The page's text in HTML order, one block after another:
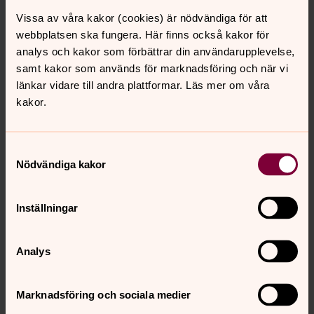
Vissa av våra kakor (cookies) är nödvändiga för att
webbplatsen ska fungera. Här finns också kakor för
analys och kakor som förbättrar din användarupplevelse,
samt kakor som används för marknadsföring och när vi
länkar vidare till andra plattformar. Läs mer om våra
kakor.
Nödvändiga kakor
Inställningar
Analys
Marknadsföring och sociala medier
Päivi Sundeqvist har född 1972 i Stockholm, Sverige, men
flyttade till Finland när hon var litet barn.
Hon började studera dragspel med en privatlärare i
Tammerfors 1977 och på 1980-talet började hon på
produktplanering och –tillverkning (dragspel) och
utexaminerades från Ikalis hant- och konstindustriella
läroverk och gjorde sin mästarexamen i Italien år 2015.
12 års arbetserfarenhet att reparera och stämma
Päivi är professionell musiker och hon har spelat både
Italien.